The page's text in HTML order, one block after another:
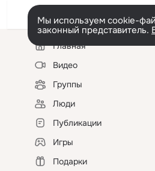
Мы используем cookie-
законный представитель.
Левая
колонкаГлавная
Видео
Группы
Люди
Публикации
Игры
Подарки